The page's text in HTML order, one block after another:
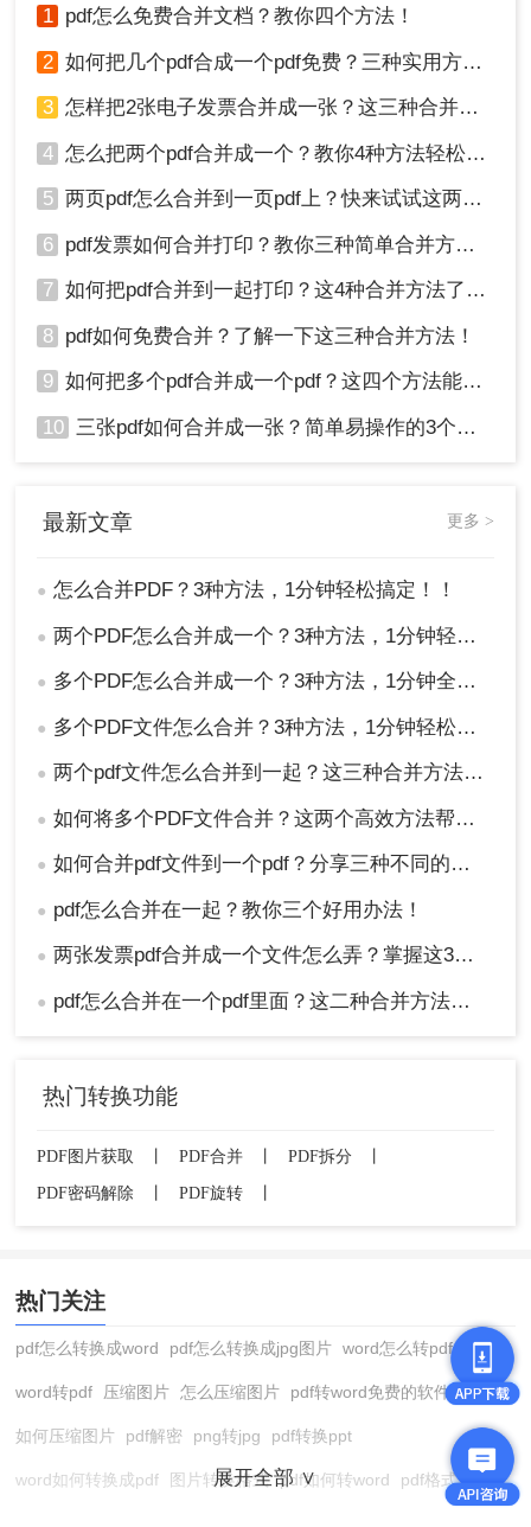
1 pdf怎么免费合并文档？教你四个方法！
2 如何把几个pdf合成一个pdf免费？三种实用方法分享！
3 怎样把2张电子发票合并成一张？这三种合并方法学习一下!
4 怎么把两个pdf合并成一个？教你4种方法轻松完成合并！
5 两页pdf怎么合并到一页pdf上？快来试试这两种方法吧！
6 pdf发票如何合并打印？教你三种简单合并方法！
7 如何把pdf合并到一起打印？这4种合并方法了解一下！
8 pdf如何免费合并？了解一下这三种合并方法！
9 如何把多个pdf合并成一个pdf？这四个方法能帮助大家！
10 三张pdf如何合并成一张？简单易操作的3个方法！
最新文章 更多 >
● 怎么合并PDF？3种方法，1分钟轻松搞定！！
● 两个PDF怎么合并成一个？3种方法，1分钟轻松搞定！
● 多个PDF怎么合并成一个？3种方法，1分钟全搞定！！
● 多个PDF文件怎么合并？3种方法，1分钟轻松搞定！!
● 两个pdf文件怎么合并到一起？这三种合并方法超实用！
● 如何将多个PDF文件合并？这两个高效方法帮你解决！
● 如何合并pdf文件到一个pdf？分享三种不同的方法来帮助您轻松合并！
● pdf怎么合并在一起？教你三个好用办法！
● 两张发票pdf合并成一个文件怎么弄？掌握这3种方法轻松合并！
● pdf怎么合并在一个pdf里面？这二种合并方法了解下！
热门转换功能
PDF图片获取 PDF合并 PDF拆分
PDF密码解除
PDF旋转
热门关注
pdf怎么转换成word pdf怎么转换成jpg图片 word怎么转pdf
word转pdf 压缩图片 怎么压缩图片 pdf转word免费的软件
如何压缩图片 pdf解密 png转jpg pdf转换ppt
word如何转换成pdf 图片转换格式 pdf如何转word pdf格式转换
展开全部 ∨